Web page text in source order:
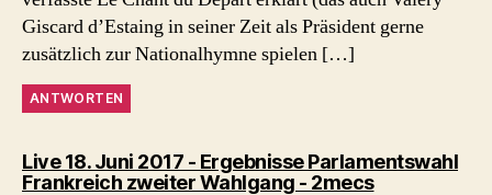
Giscard d’Estaing in seiner Zeit als Präsident gerne
zusätzlich zur Nationalhymne spielen […]
ANTWORTEN
Live 18. Juni 2017 - Ergebnisse Parlamentswahl
Frankreich zweiter Wahlgang - 2mecssagt: